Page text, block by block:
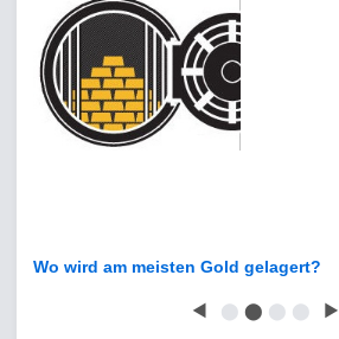
Wo wird am meisten Gold gelagert?
◀ ⬤ ⬤ ⬤ ⬤ ▶